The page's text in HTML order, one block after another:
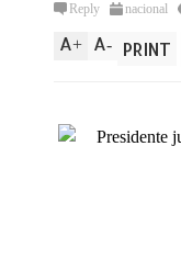
Reply nacional
A+ A- PRINT